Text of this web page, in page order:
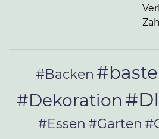
#Backen
#Dekoration
#Essen #Garten